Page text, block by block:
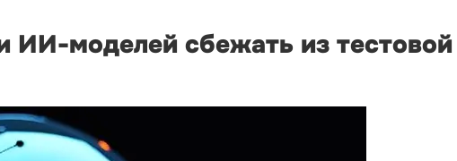
ИИ-моделей сбежать из